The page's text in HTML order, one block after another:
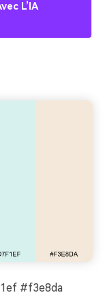
L’IA
#f3e8da